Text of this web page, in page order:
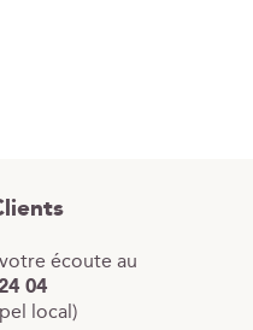
écoute au
04
local)